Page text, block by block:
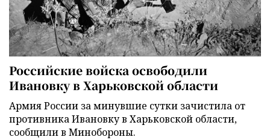
Российские войска освободили
Ивановку в Харьковской области
Армия России за минувшие сутки зачистила от
противника Ивановку в Харьковской области,
сообщили в Минобороны.